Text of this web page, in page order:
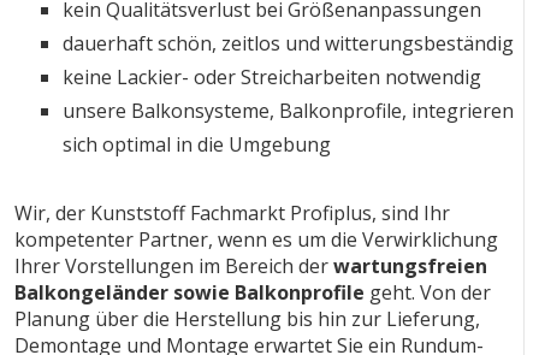
kein Qualitätsverlust bei Größenanpassungen
dauerhaft schön, zeitlos und witterungsbeständig
keine Lackier- oder Streicharbeiten notwendig
unsere Balkonsysteme, Balkonprofile, integrieren
sich optimal in die Umgebung
Wir, der Kunststoff Fachmarkt Profiplus, sind Ihr
kompetenter Partner, wenn es um die Verwirklichung
Ihrer Vorstellungen im Bereich derwartungsfreien
Balkongeländer sowie Balkonprofile geht. Von der
Planung über die Herstellung bis hin zur Lieferung,
Demontage und Montage erwartet Sie ein Rundum-